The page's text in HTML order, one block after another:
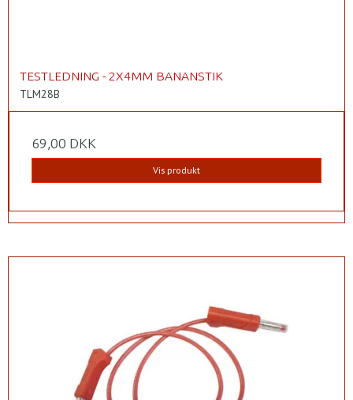
TESTLEDNING - 2X4MM BANANSTIK
TLM28B
69,00 DKK
Vis produkt